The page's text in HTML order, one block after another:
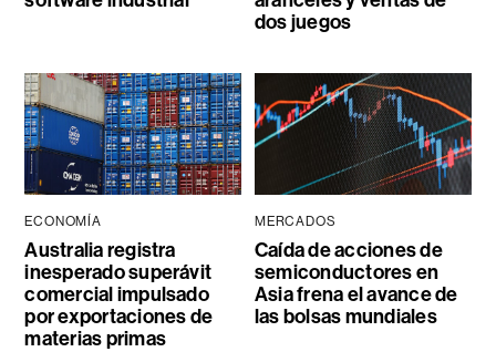
dos juegos
ECONOMÍA
Australia registra
inesperado superávit
comercial impulsado
por exportaciones de
materias primas
MERCADOS
Caída de acciones de
semiconductores en
Asia frena el avance de
las bolsas mundiales